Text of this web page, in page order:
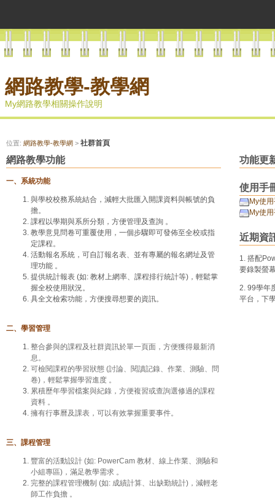
網路教學-教學網
My網路教學相關操作說明
位置: 網路教學-教學網 > 社群首頁
網路教學功能
一、系統功能
與學校校務系統結合，減輕大批匯入開課資料與帳號的負
擔。
課程以學期與系所分類，方便管理及查詢 。
教學意見問卷可重覆使用，一個步驟即可發佈至全校或指
定課程。
活動報名系統，可自訂報名表、並有專屬的報名網址及管
理功能 。
提供統計報表 (如: 教材上網率、課程排行統計等)，輕鬆掌
握全校使用狀況。
具全文檢索功能，方便搜尋想要的資訊。
二、學習管理
整合參與的課程及社群資訊於單一頁面，方便獲得最新消
息。
可檢閱課程的學習狀態 (討論、閱讀記錄、作業、測驗、問
卷)，輕鬆掌握學習進度 。
累積歷年學習檔案與紀錄，方便複習或查詢選修過的課程
資料 。
擁有行事曆及課表，可以有效掌握重要事件。
三、課程管理
豐富的活動設計 (如: PowerCam 教材、線上作業、測驗和
小組專區)，滿足教學需求 。
完整的課程管理機制 (如: 成績計算、出缺勤統計)，減輕老
師工作負擔 。
功能更
使用手
My使
My使
近期資
1. 搭配
要錄製螢
2. 99學年
平台，下